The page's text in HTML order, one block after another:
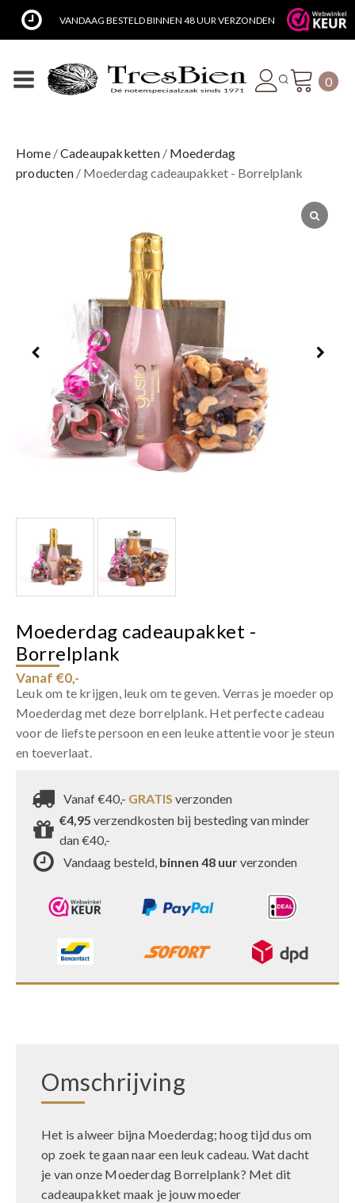
BESTELD BINNEN 48 UUR VERZONDEN LUXE
0
Home/Cadeaupakketten/ Moederdag
producten/ Moederdag cadeaupakket - Borrelplank
Moederdag cadeaupakket -
Borrelplank
Vanaf €0,-
Leuk om te krijgen, leuk om te geven. Verras je moeder op
Moederdag met deze borrelplank. Het perfecte cadeau
voor de liefste persoon en een leuke attentie voor je steun
en toeverlaat.
Vanaf €40,- GRATIS verzonden
€4,95 verzendkosten bij besteding van minder
dan €40,-
Vandaag besteld, binnen 48 uurverzonden
Omschrijving
Het is alweer bijna Moederdag; hoog tijd dus om
op zoek te gaan naar een leuk cadeau. Wat dacht
je van onze Moederdag Borrelplank? Met dit
cadeaupakket maak je jouw moeder